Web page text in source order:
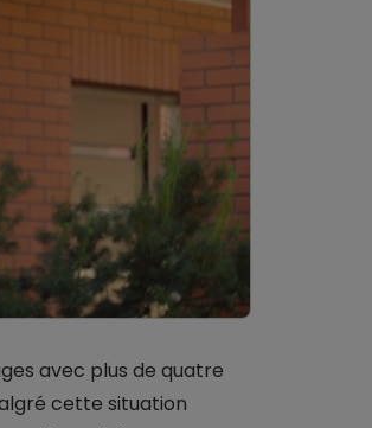
avec plus de quatre
cette situation